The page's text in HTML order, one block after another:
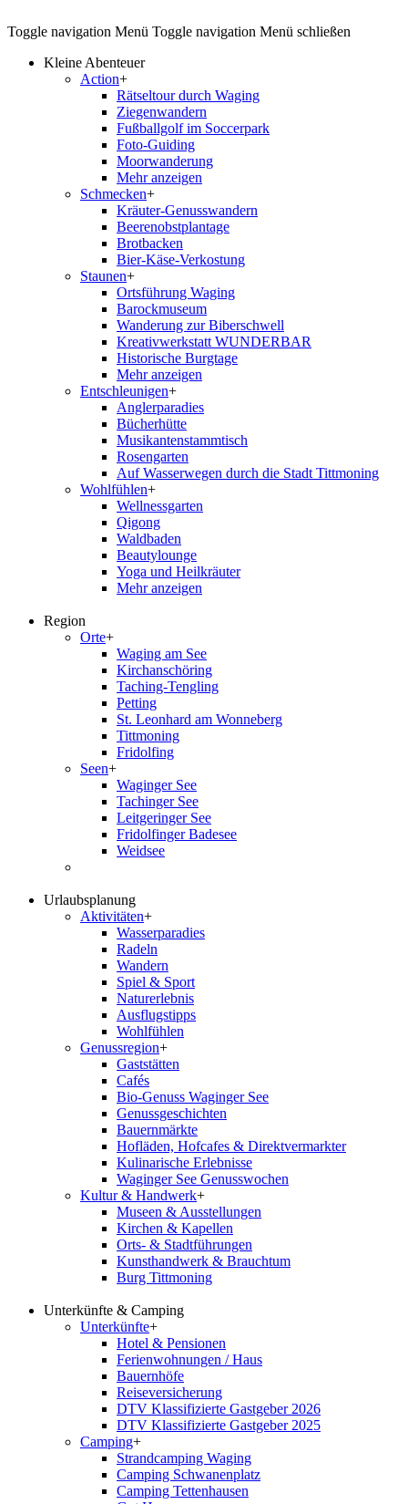
Toggle navigation Menü Toggle navigation Menü schließen
Kleine Abenteuer
Action+
Rätseltour durch Waging
Ziegenwandern
Fußballgolf im Soccerpark
Foto-Guiding
Moorwanderung
Mehr anzeigen
Schmecken+
Kräuter-Genusswandern
Beerenobstplantage
Brotbacken
Bier-Käse-Verkostung
Staunen+
Ortsführung Waging
Barockmuseum
Wanderung zur Biberschwell
Kreativwerkstatt WUNDERBAR
Historische Burgtage
Mehr anzeigen
Entschleunigen+
Anglerparadies
Bücherhütte
Musikantenstammtisch
Rosengarten
Auf Wasserwegen durch die Stadt Tittmoning
Wohlfühlen+
Wellnessgarten
Qigong
Waldbaden
Beautylounge
Yoga und Heilkräuter
Mehr anzeigen
Region
Orte+
Waging am See
Kirchanschöring
Taching-Tengling
Petting
St. Leonhard am Wonneberg
Tittmoning
Fridolfing
Seen+
Waginger See
Tachinger See
Leitgeringer See
Fridolfinger Badesee
Weidsee
Urlaubsplanung
Aktivitäten+
Wasserparadies
Radeln
Wandern
Spiel & Sport
Naturerlebnis
Ausflugstipps
Wohlfühlen
Genussregion+
Gaststätten
Cafés
Bio-Genuss Waginger See
Genussgeschichten
Bauernmärkte
Hofläden, Hofcafes & Direktvermarkter
Kulinarische Erlebnisse
Waginger See Genusswochen
Kultur & Handwerk+
Museen & Ausstellungen
Kirchen & Kapellen
Orts- & Stadtführungen
Kunsthandwerk & Brauchtum
Burg Tittmoning
Unterkünfte & Camping
Unterkünfte+
Hotel & Pensionen
Ferienwohnungen / Haus
Bauernhöfe
Reiseversicherung
DTV Klassifizierte Gastgeber 2026
DTV Klassifizierte Gastgeber 2025
Camping+
Strandcamping Waging
Camping Schwanenplatz
Camping Tettenhausen